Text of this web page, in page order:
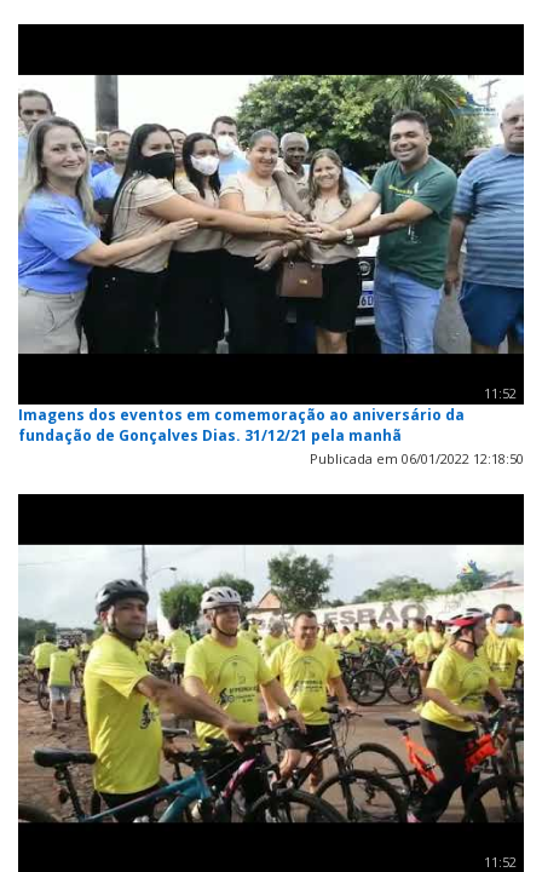
11:52
Imagens dos eventos em comemoração ao aniversário da
fundação de Gonçalves Dias. 31/12/21 pela manhã
Publicada em 06/01/2022 12:18:50
11:52